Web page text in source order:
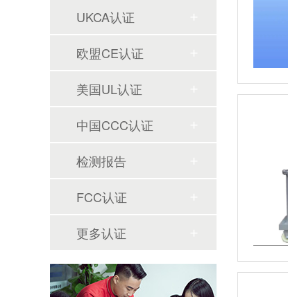
UKCA认证
欧盟CE认证
美国UL认证
中国CCC认证
检测报告
FCC认证
更多认证